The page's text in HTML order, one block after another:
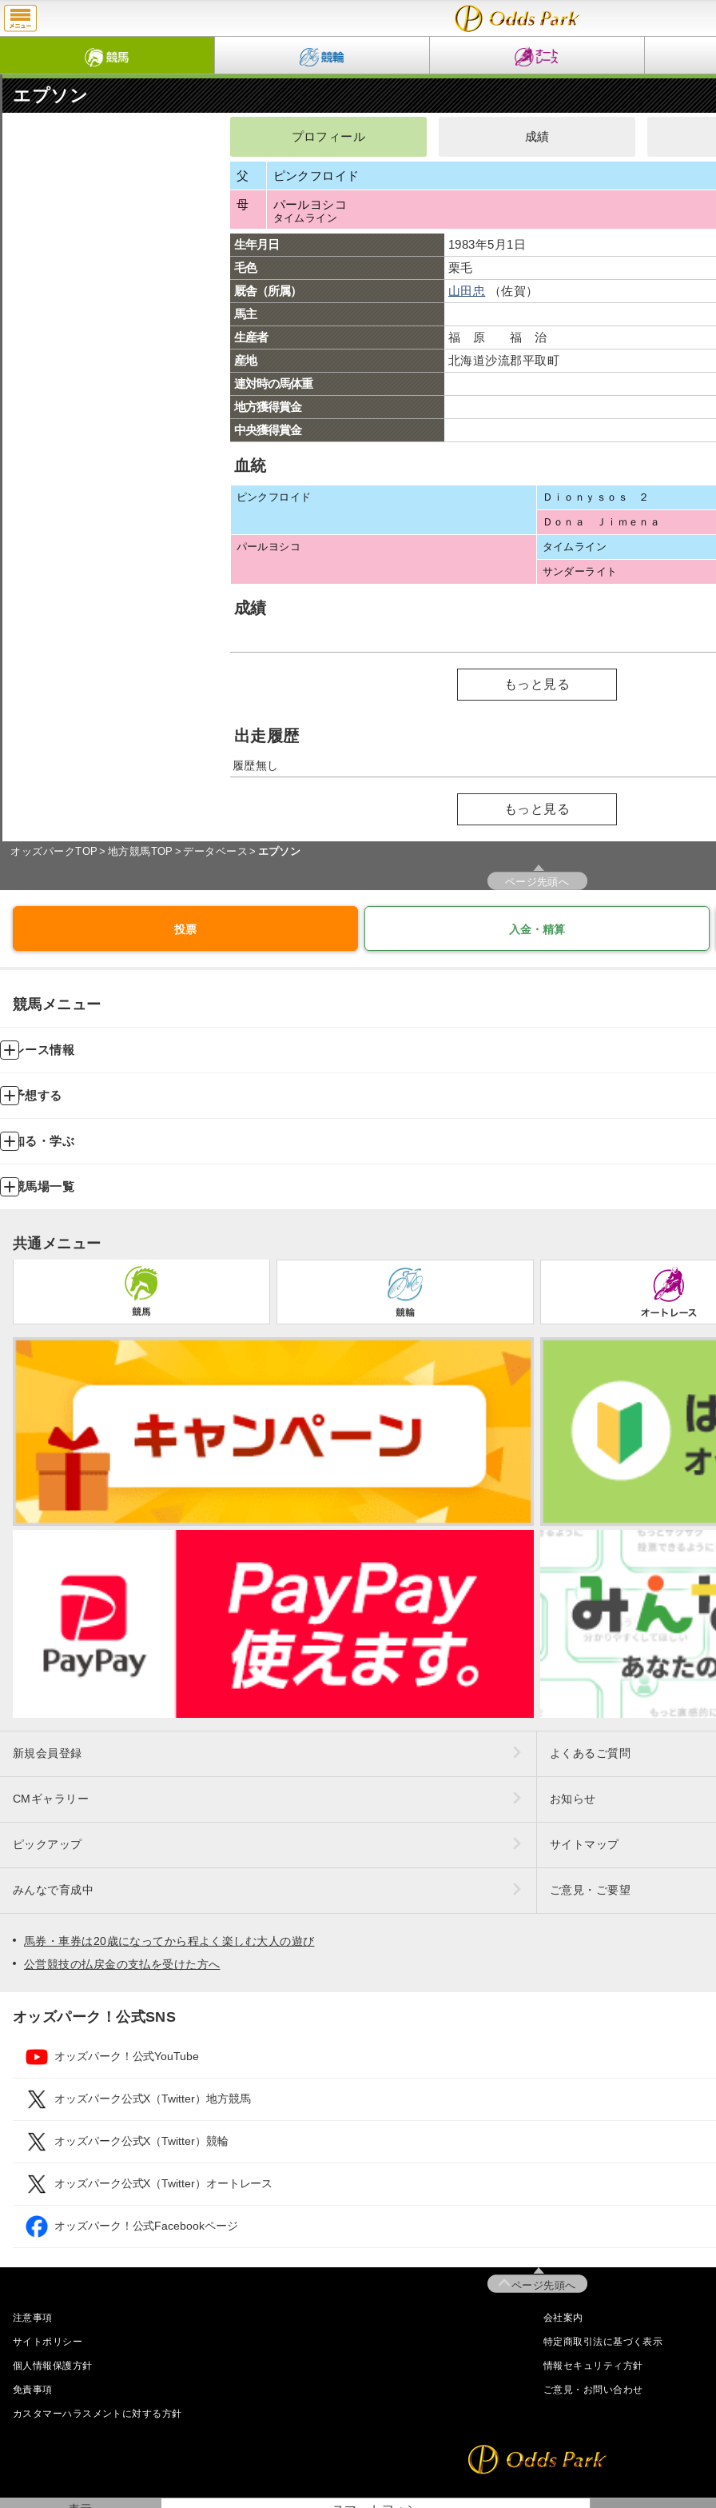
エプソン
プロフィール 成績
父 ピンクフロイド
母 パールヨシコ
タイムライン
生年月日
1983年5月1日
毛色
栗毛
厩舎（所属）
山田忠
（佐賀）
馬主
生産者
福 原 福 治
産地
北海道沙流郡平取町
連対時の馬体重
地方獲得賞金
中央獲得賞金
血統
ピンクフロイド Ｄｉｏｎｙｓｏｓ ２
Ｄｏｎａ Ｊｉｍｅｎａ
パールヨシコ タイムライン
サンダーライト
成績
もっと見る
出走履歴
履歴無し
もっと見る
オッズパークTOP 地方競馬TOP データベース エプソン
ページ先頭へ
投票 入金・精算
競馬メニュー
レース情報
予想する
知る・学ぶ
競馬場一覧
共通メニュー
新規会員登録 よくあるご質問
CMギャラリー お知らせ
ピックアップ サイトマップ
みんなで育成中 ご意見・ご要望
馬券・車券は20歳になってから程よく楽しむ大人の遊び
公営競技の払戻金の支払を受けた方へ
オッズパーク！公式SNS
オッズパーク！公式YouTube
オッズパーク公式X（Twitter）地方競馬
オッズパーク公式X（Twitter）競輪
オッズパーク公式X（Twitter）オートレース
オッズパーク！公式Facebookページ
ページ先頭へ
注意事項 会社案内
サイトポリシー 特定商取引法に基づく表示
個人情報保護方針 情報セキュリティ方針
免責事項 ご意見・お問い合わせ
カスタマーハラスメントに対する方針